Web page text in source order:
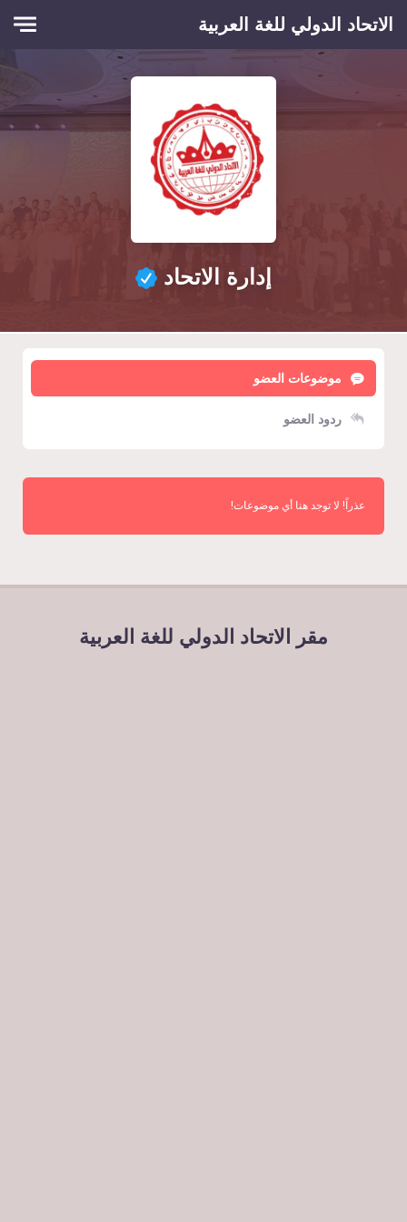
الاتحاد الدولي للغة العربية
إدارة الاتحاد
موضوعات العضو
ردود العضو
عذراً! لا توجد هنا أي موضوعات!
مقر الاتحاد الدولي للغة العربية